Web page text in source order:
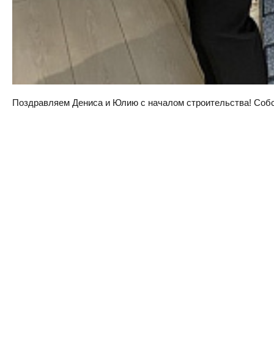
Поздравляем Дениса и Юлию с началом строительства!